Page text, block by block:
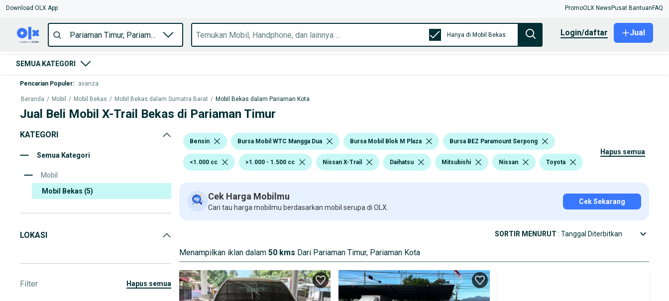
Download OLX App PromoOLX News Pusat Bantuan FAQ
Hanya di Mobil Bekas login/daftar Jual
SEMUA KATEGORI
Pencarian Populer: avanza
Beranda / Mobil / Mobil Bekas / Mobil Bekas dalam Sumatra Barat / Mobil Bekas dalam Pariaman Kota
Jual Beli Mobil X-Trail Bekas di Pariaman Timur
KATEGORI
Semua Kategori
Mobil
Mobil Bekas (5)
LOKASI
Filter hapus semua
Bensin Bursa Mobil WTC Mangga Dua Bursa Mobil Blok M Plaza Bursa BEZ Paramount Serpong
<1.000 cc >1.000 - 1.500 cc Nissan X-Trail Daihatsu Mitsubishi Nissan Toyota
hapus semua
Cek Harga Mobilmu
Cari tau harga mobilmu berdasarkan mobil serupa di OLX.
Cek Sekarang
SORTIR MENURUT : Tanggal Diterbitkan
Menampilkan iklan dalam 50 kms Dari Pariaman Timur, Pariaman Kota